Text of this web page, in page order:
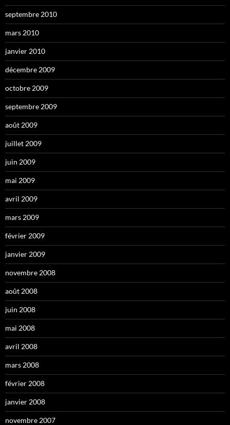
septembre 2010
mars 2010
janvier 2010
décembre 2009
octobre 2009
septembre 2009
août 2009
juillet 2009
juin 2009
mai 2009
avril 2009
mars 2009
février 2009
janvier 2009
novembre 2008
août 2008
juin 2008
mai 2008
avril 2008
mars 2008
février 2008
janvier 2008
novembre 2007